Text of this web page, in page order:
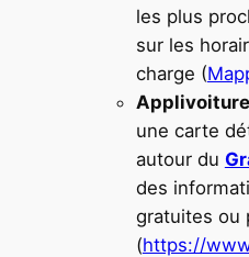
les plus
sur les
charge (
une carte
autour du
des
gratuites ou
(https://